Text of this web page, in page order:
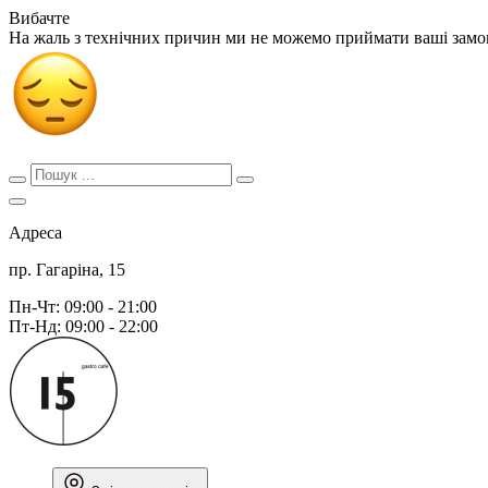
Вибачте
На жаль з технічних причин ми не можемо приймати ваші
Адреса
пр. Гагаріна, 15
Пн-Чт: 09:00 - 21:00
Пт-Нд: 09:00 - 22:00